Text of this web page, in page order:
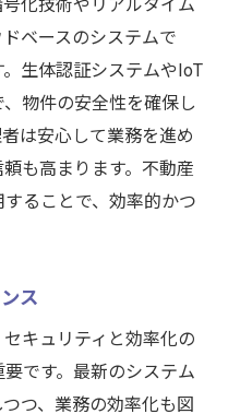
化技術やリアルタイム
ベースのシステムで
生体認証システムやIoT
物件の安全性を確保し
は安心して業務を進め
も高まります。不動産
ることで、効率的かつ
ス
キュリティと効率化の
です。最新のシステム
つ、業務の効率化も図